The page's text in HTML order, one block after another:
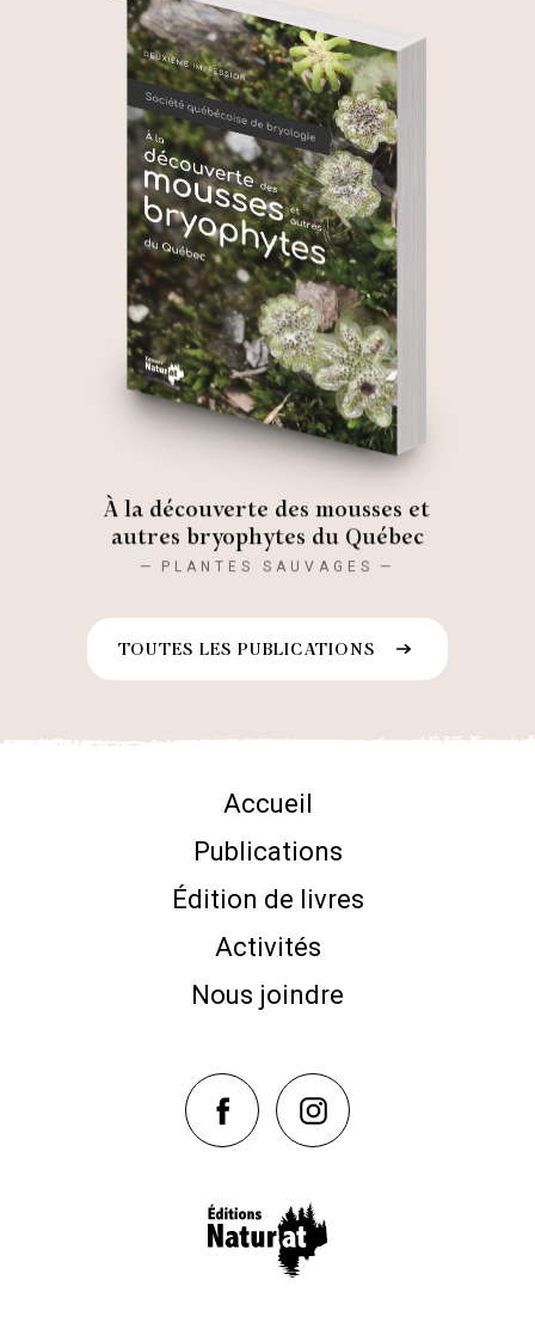
À la découverte des mousses et
autres bryophytes du Québec
PLANTES SAUVAGES
TOUTES LES PUBLICATIONS
Accueil
Publications
Édition de livres
Activités
Nous joindre
NaturAT sur Facebook